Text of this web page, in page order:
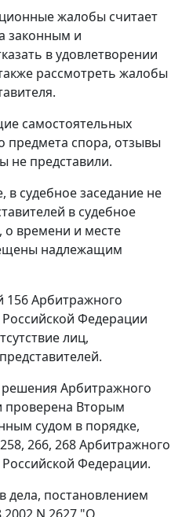
жалобы считает
законным и
в удовлетворении
рассмотреть жалобы
самостоятельных
предмета спора, отзывы
не представили.
судебное заседание не
в судебное
о времени и месте
надлежащим
156Арбитражного
Российской Федерации
лиц,
Арбитражного
проверена Вторым
судом в порядке,
, 266, 268Арбитражного
Федерации.
дела, постановлением